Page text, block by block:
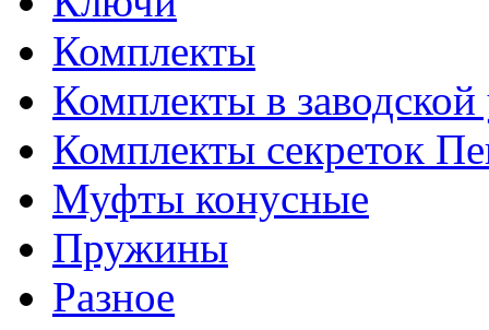
Комплекты
Комплекты в заводской
Комплекты секреток
Муфты конусные
Пружины
Разное